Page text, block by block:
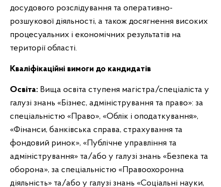
досудового розслідування та оперативно-
розшукової діяльності, а також досягнення високих
процесуальних і економічних результатів на
території області.
Кваліфікаційні вимоги до кандидатів
Освіта: Вища освіта ступеня магістра/спеціаліста у
галузі знань «Бізнес, адміністрування та право»: за
спеціальністю «Право», «Облік і оподаткування»,
«Фінанси, банківська справа, страхування та
фондовий ринок», «Публічне управління та
адміністрування» та/або у галузі знань «Безпека та
оборона», за спеціальністю «Правоохоронна
діяльність» та/або у галузі знань «Соціальні науки,